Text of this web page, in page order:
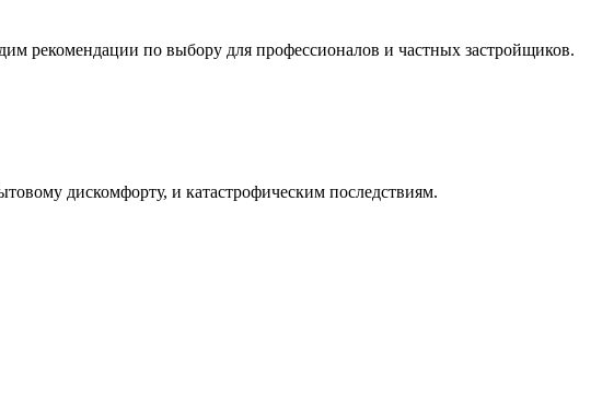
рекомендации по выбору для профессионалов и частных застройщиков.
дискомфорту, и катастрофическим последствиям.